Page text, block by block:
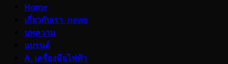
Home
เกี่ยวกับเรา_news
บทความ
แบรนด์
A. เครื่องมือไฟฟ้า